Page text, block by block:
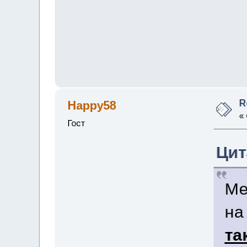
Happy58
Гост
«